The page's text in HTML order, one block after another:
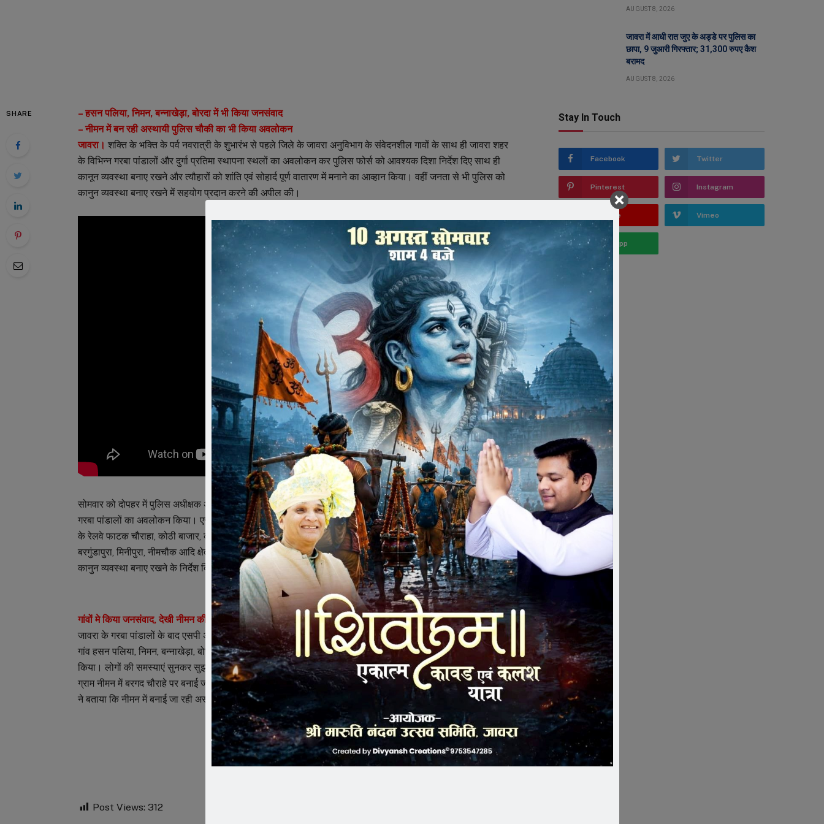
SHARE
– हसन पलिया, निमन, बन्नाखेड़ा, बोरदा में भी किया जनसंवाद
– नीमन में बन रही अस्थायी पुलिस चौकी का भी किया अवलोकन
जावरा। शक्ति के भक्ति के पर्व नवरात्री के शुभारंभ से पहले जिले के जावरा अनुविभाग के संवेदनशील गावों के साथ ही जावरा शहर
के विभिन्न गरबा पांडालों और दुर्गा प्रतिमा स्थापना स्थलों का अवलोकन कर पुलिस फोर्स को आवश्यक दिशा निर्देश दिए साथ ही
कानून व्यवस्था बनाए रखने और त्यौहारों को शांति एवं सोहार्द पूर्ण वातारण में मनाने का आव्हान किया। वहीं जनता से भी पुलिस को
कानुन व्यवस्था बनाए रखने में सहयोग प्रदान करने की अपील की।
सोमवार को दोपहर में पुलिस अधीक्षक अमित कुमार जावरा पहुंचे और जावरा शहर में विभिन्न दुर्गा प्रतिमा स्थापना स्थलों के साथ
गरबा पांडालों का अवलोकन किया। एसपी ने सीएसपी दुर्गेश आर्मो और थाना प्रभारी जितेन्द्रपालसिंह जादौन के साथ जावरा शहर
के रेलवे फाटक चौराहा, कोठी बाजार, कमानी गेट, पिपली बाजार, खटीक पुरा, मालीपुरा, रपट रोड़ के साथ बहादुरपुर रोड़,
बरगुंडापुरा, मिनीपुरा, नीमचौक आदि क्षेत्रों में का अवलोकन किया और सभी गरबा पांडालों में सीसीटीवी कैमरों से निगरानी रखने और
कानुन व्यवस्था बनाए रखने के निर्देश दिए।
गांवों मे किया जनसंवाद, देखी नीमन की अस्थायी चौकी –
जावरा के गरबा पांडालों के बाद एसपी अमित कुमार, सीएसपी दुर्गेश आर्मो, तथा औद्योगिक क्षैत्र थाना प्रभारी मुनेन्द्र गौतम के साथ
गांव हसन पलिया, निमन, बन्नाखेड़ा, बोरदा में पहुंचकर गरबा पांडालों और प्रतिमा स्थलों का अवलोकन कर ग्रामीणों से जनसंवाद
किया। लोगों की समस्याएं सुनकर सुझाव लिए। समस्याओं के निराकरण हेतु संबंधित पुलिस अधिकारियों को निर्देशित किया। वहीं
ग्राम नीमन में बरगद चौराहे पर बनाई जा रही अस्थायी पुलिस चौकी के साथ ही गांव के धार्मिक स्थलों का अवलोकन किया। एसपी
ने बताया कि नीमन में बनाई जा रही अस्थायी पुलिस चौकी पर चौबीस घंटे करीब 2 से 3 पुलिस जवान मौजुद रहेंगे।
नीमन में बरगद चोक पर बन रही अस्थाई पुलिस चोकी
Post Views: 312
AUGUST 8, 2026
जावरा में आधी रात जुए के अड्डे पर पुलिस का
छापा, 9 जुआरी गिरफ्तार; 31,300 रुपए कैश
बरामद
AUGUST 8, 2026
Stay In Touch
Facebook Twitter
Pinterest Instagram
YouTube Vimeo
WhatsApp